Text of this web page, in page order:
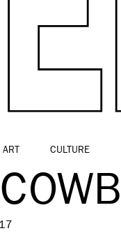
ART CULTURE